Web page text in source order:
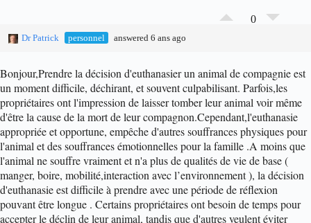
0
Dr Patrick personnel answered 6 ans ago
Bonjour,Prendre la décision d'euthanasier un animal de compagnie est
un moment difficile, déchirant, et souvent culpabilisant. Parfois,les
propriétaires ont l'impression de laisser tomber leur animal voir même
d'être la cause de la mort de leur compagnon.Cependant,l'euthanasie
appropriée et opportune, empêche d'autres souffrances physiques pour
l'animal et des souffrances émotionnelles pour la famille .A moins que
l'animal ne souffre vraiment et n'a plus de qualités de vie de base (
manger, boire, mobilité,interaction avec l’environnement ), la décision
d'euthanasie est difficile à prendre avec une période de réflexion
pouvant être longue . Certains propriétaires ont besoin de temps pour
accepter le déclin de leur animal, tandis que d'autres veulent éviter